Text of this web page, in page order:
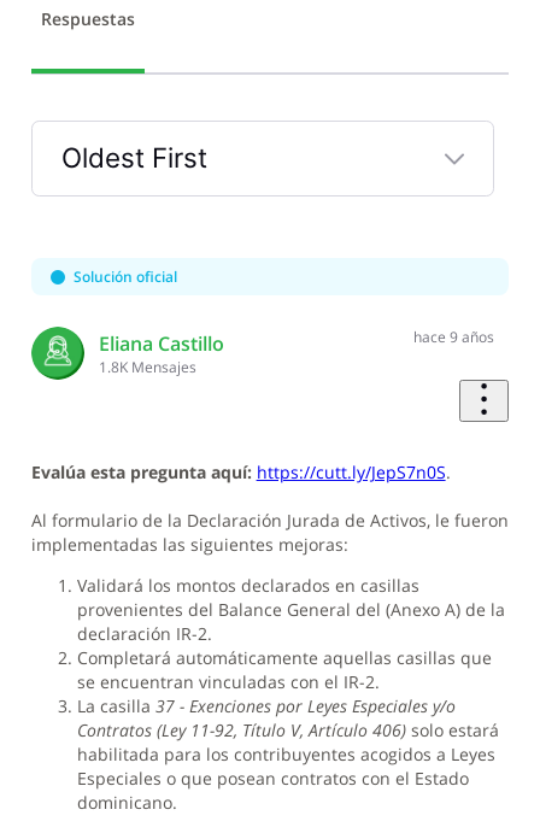
Respuestas
Oldest First
Selected
First
Solución oficial
Eliana Castillo
1.8K Mensajes
hace 9 años
Evalúa esta pregunta aquí: https://cutt.ly/JepS7n0S.
Al formulario de la Declaración Jurada de Activos, le fueron
implementadas las siguientes mejoras:
Validará los montos declarados en casillas
provenientes del Balance General del (Anexo A) de la
declaración IR-2.
Completará automáticamente aquellas casillas que
se encuentran vinculadas con el IR-2.
La casilla 37 - Exenciones por Leyes Especiales y/o
Contratos (Ley 11-92, Título V, Artículo 406) solo estará
habilitada para los contribuyentes acogidos a Leyes
Especiales o que posean contratos con el Estado
dominicano.